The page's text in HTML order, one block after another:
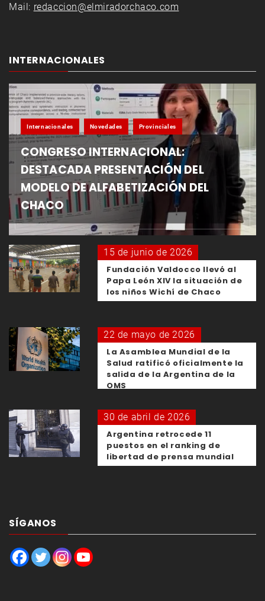
Mail: redaccion@elmiradorchaco.com
INTERNACIONALES
Internacionales Novedades Provinciales
CONGRESO INTERNACIONAL:
DESTACADA PRESENTACIÓN DEL
MODELO DE ALFABETIZACIÓN DEL
CHACO
15 de junio de 2026
Fundación Valdocco llevó al
Papa León XIV la situación de
los niños Wichí de Chaco
22 de mayo de 2026
La Asamblea Mundial de la
Salud ratificó oficialmente la
salida de la Argentina de la
OMS
30 de abril de 2026
Argentina retrocede 11
puestos en el ranking de
libertad de prensa mundial
SÍGANOS